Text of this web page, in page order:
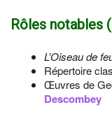
Rôles notables
L’Oiseau de
Répertoire
Œuvres de
Descombey